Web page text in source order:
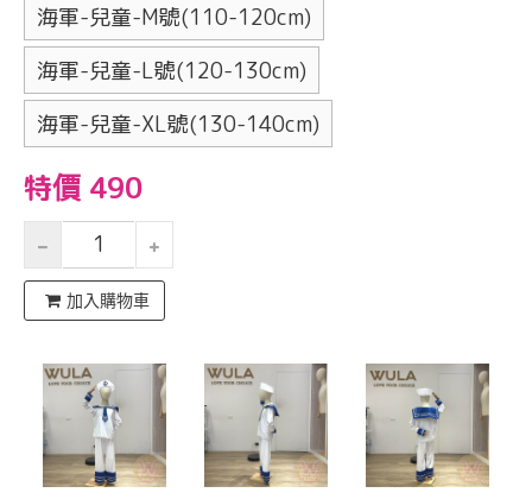
海軍-兒童-M號(110-120cm)
海軍-兒童-L號(120-130cm)
海軍-兒童-XL號(130-140cm)
特價 490
加入購物車